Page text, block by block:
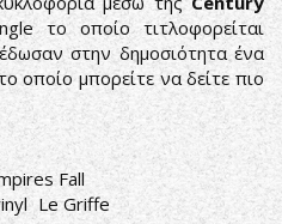
το οποίο τιτλοφορείται
στην δημοσιότητα ένα
οποίο μπορείτε να δείτε πιο
Fall
Le Griffe